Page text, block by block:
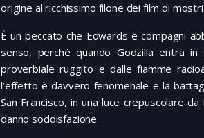
origine al ricchissimo filone dei film di
È un peccato che Edwards e compagni
senso, perché quando Godzilla entra in
proverbiale ruggito e dalle fiamme
l’effetto è davvero fenomenale e la
San Francisco, in una luce crepuscolare
danno soddisfazione.